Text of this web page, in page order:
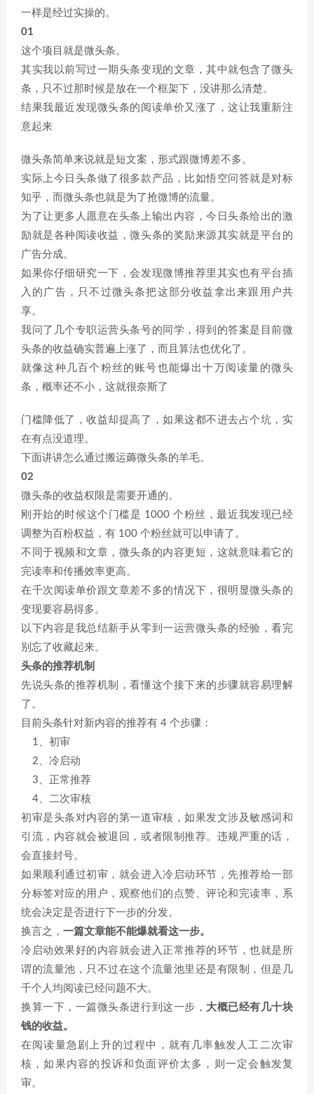
一样是经过实操的。
01
这个项目就是微头条。
其实我以前写过一期头条变现的文章，其中就包含了微头
条，只不过那时候是放在一个框架下，没讲那么清楚。
结果我最近发现微头条的阅读单价又涨了，这让我重新注
意起来
微头条简单来说就是短文案，形式跟微博差不多。
实际上今日头条做了很多款产品，比如悟空问答就是对标
知乎，而微头条也就是为了抢微博的流量。
为了让更多人愿意在头条上输出内容，今日头条给出的激
励就是各种阅读收益，微头条的奖励来源其实就是平台的
广告分成。
如果你仔细研究一下，会发现微博推荐里其实也有平台插
入的广告，只不过微头条把这部分收益拿出来跟用户共
享。
我问了几个专职运营头条号的同学，得到的答案是目前微
头条的收益确实普遍上涨了，而且算法也优化了。
就像这种几百个粉丝的账号也能爆出十万阅读量的微头
条，概率还不小，这就很奈斯了
门槛降低了，收益却提高了，如果这都不进去占个坑，实
在有点没道理。
下面讲讲怎么通过搬运薅微头条的羊毛。
02
微头条的收益权限是需要开通的。
刚开始的时候这个门槛是 1000 个粉丝，最近我发现已经
调整为百粉权益，有 100 个粉丝就可以申请了。
不同于视频和文章，微头条的内容更短，这就意味着它的
完读率和传播效率更高。
在千次阅读单价跟文章差不多的情况下，很明显微头条的
变现要容易得多。
以下内容是我总结新手从零到一运营微头条的经验，看完
别忘了收藏起来。
头条的推荐机制
先说头条的推荐机制，看懂这个接下来的步骤就容易理解
了。
目前头条针对新内容的推荐有 4 个步骤：
1、初审
2、冷启动
3、正常推荐
4、二次审核
初审是头条对内容的第一道审核，如果发文涉及敏感词和
引流，内容就会被退回，或者限制推荐。违规严重的话，
会直接封号。
如果顺利通过初审，就会进入冷启动环节，先推荐给一部
分标签对应的用户，观察他们的点赞、评论和完读率，系
统会决定是否进行下一步的分发。
换言之， 一篇文章能不能爆就看这一步。
冷启动效果好的内容就会进入正常推荐的环节，也就是所
谓的流量池，只不过在这个流量池里还是有限制，但是几
千个人均阅读已经问题不大。
换算一下，一篇微头条进行到这一步， 大概已经有几十块
钱的收益。
在阅读量急剧上升的过程中，就有几率触发人工二次审
核，如果内容的投诉和负面评价太多，则一定会触发复
审。